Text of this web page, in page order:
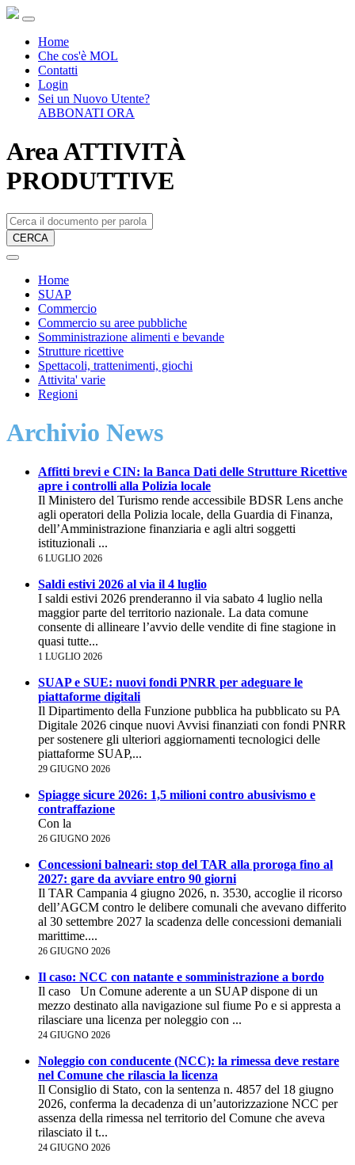
Home
Che cos'è MOL
Contatti
Login
Sei un Nuovo Utente?
ABBONATI ORA
Area ATTIVITÀ
PRODUTTIVE
CERCA
Home
SUAP
Commercio
Commercio su aree pubbliche
Somministrazione alimenti e bevande
Strutture ricettive
Spettacoli, trattenimenti, giochi
Attivita' varie
Regioni
Archivio News
Affitti brevi e CIN: la Banca Dati delle Strutture Ricettive
apre i controlli alla Polizia locale
Il Ministero del Turismo rende accessibile BDSR Lens anche
agli operatori della Polizia locale, della Guardia di Finanza,
dell’Amministrazione finanziaria e agli altri soggetti
istituzionali ...
6 LUGLIO 2026
Saldi estivi 2026 al via il 4 luglio
I saldi estivi 2026 prenderanno il via sabato 4 luglio nella
maggior parte del territorio nazionale. La data comune
consente di allineare l’avvio delle vendite di fine stagione in
quasi tutte...
1 LUGLIO 2026
SUAP e SUE: nuovi fondi PNRR per adeguare le
piattaforme digitali
Il Dipartimento della Funzione pubblica ha pubblicato su PA
Digitale 2026 cinque nuovi Avvisi finanziati con fondi PNRR
per sostenere gli ulteriori aggiornamenti tecnologici delle
piattaforme SUAP,...
29 GIUGNO 2026
Spiagge sicure 2026: 1,5 milioni contro abusivismo e
contraffazione
Con la
26 GIUGNO 2026
Concessioni balneari: stop del TAR alla proroga fino al
2027: gare da avviare entro 90 giorni
Il TAR Campania 4 giugno 2026, n. 3530, accoglie il ricorso
dell’AGCM contro le delibere comunali che avevano differito
al 30 settembre 2027 la scadenza delle concessioni demaniali
marittime....
26 GIUGNO 2026
Il caso: NCC con natante e somministrazione a bordo
Il caso Un Comune aderente a un SUAP dispone di un
mezzo destinato alla navigazione sul fiume Po e si appresta a
rilasciare una licenza per noleggio con ...
24 GIUGNO 2026
Noleggio con conducente (NCC): la rimessa deve restare
nel Comune che rilascia la licenza
Il Consiglio di Stato, con la sentenza n. 4857 del 18 giugno
2026, conferma la decadenza di un’autorizzazione NCC per
assenza della rimessa nel territorio del Comune che aveva
rilasciato il t...
24 GIUGNO 2026